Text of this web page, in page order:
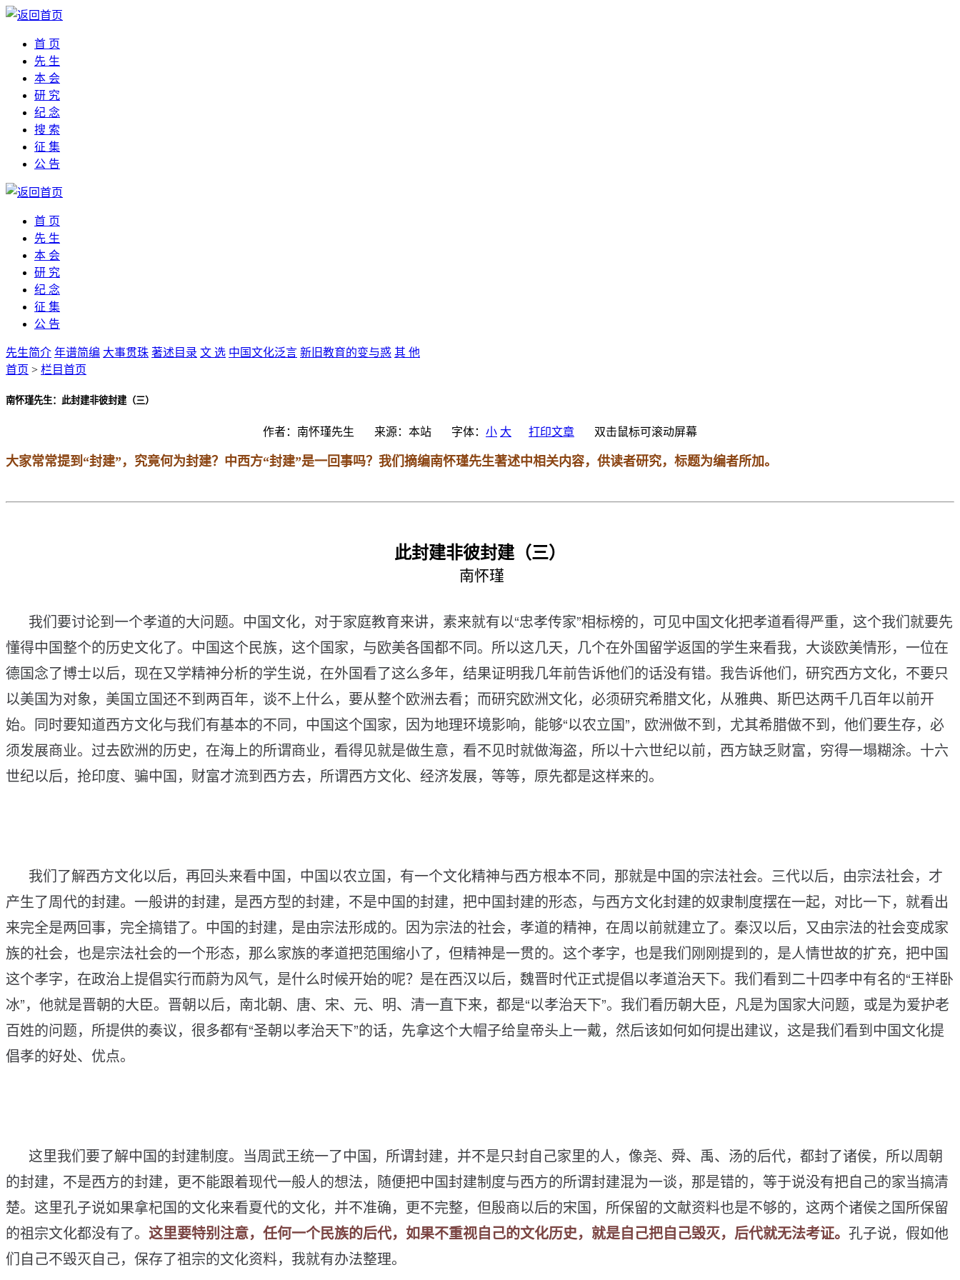
首 页
先 生
本 会
研 究
纪 念
搜 索
征 集
公 告
首 页
先 生
本 会
研 究
纪 念
征 集
公 告
先生简介 年谱简编 大事贯珠 著述目录 文 选 中国文化泛言 新旧教育的变与惑 其 他
首页 > 栏目首页
南怀瑾先生：此封建非彼封建（三）
作者： 南怀瑾先生 来源： 本站 字体： 小 大 打印文章 双击鼠标可滚动屏幕
大家常常提到“封建”，究竟何为封建？中西方“封建”是一回事吗？我们摘编南怀瑾先生著述中相关内容，供读者研究，标题为编者所加。
此封建非彼封建（三）
南怀瑾
我们要讨论到一个孝道的大问题。 中国文化， 对于家庭教育来讲， 素来就有以“忠孝传家”相标榜的， 可见中国文化把孝道看得严重， 这个我们就要先
懂得中国整个的历史文化了。 中国这个民族， 这个国家， 与欧美各国都不同。 所以这几天， 几个在外国留学返国的学生来看我， 大谈欧美情形， 一位在
德国念了博士以后， 现在又学精神分析的学生说， 在外国看了这么多年， 结果证明我几年前告诉他们的话没有错。 我告诉他们， 研究西方文化， 不要只
以美国为对象， 美国立国还不到两百年， 谈不上什么， 要从整个欧洲去看； 而研究欧洲文化， 必须研究希腊文化， 从雅典、 斯巴达两千几百年以前开
始。 同时要知道西方文化与我们有基本的不同， 中国这个国家， 因为地理环境影响， 能够“以农立国”， 欧洲做不到， 尤其希腊做不到， 他们要生存， 必
须发展商业。 过去欧洲的历史， 在海上的所谓商业， 看得见就是做生意， 看不见时就做海盗， 所以十六世纪以前， 西方缺乏财富， 穷得一塌糊涂。 十六
世纪以后， 抢印度、 骗中国， 财富才流到西方去， 所谓西方文化、 经济发展， 等等， 原先都是这样来的。
我们了解西方文化以后， 再回头来看中国， 中国以农立国， 有一个文化精神与西方根本不同， 那就是中国的宗法社会。 三代以后， 由宗法社会， 才
产生了周代的封建。 一般讲的封建， 是西方型的封建， 不是中国的封建， 把中国封建的形态， 与西方文化封建的奴隶制度摆在一起， 对比一下， 就看出
来完全是两回事， 完全搞错了。 中国的封建， 是由宗法形成的。 因为宗法的社会， 孝道的精神， 在周以前就建立了。 秦汉以后， 又由宗法的社会变成家
族的社会， 也是宗法社会的一个形态， 那么家族的孝道把范围缩小了， 但精神是一贯的。 这个孝字， 也是我们刚刚提到的， 是人情世故的扩充， 把中国
这个孝字， 在政治上提倡实行而蔚为风气， 是什么时候开始的呢？ 是在西汉以后， 魏晋时代正式提倡以孝道治天下。 我们看到二十四孝中有名的“王祥卧
冰”， 他就是晋朝的大臣。 晋朝以后， 南北朝、 唐、 宋、 元、 明、 清一直下来， 都是“以孝治天下”。 我们看历朝大臣， 凡是为国家大问题， 或是为爱护老
百姓的问题， 所提供的奏议， 很多都有“圣朝以孝治天下”的话， 先拿这个大帽子给皇帝头上一戴， 然后该如何如何提出建议， 这是我们看到中国文化提
倡孝的好处、 优点。
这里我们要了解中国的封建制度。 当周武王统一了中国， 所谓封建， 并不是只封自己家里的人， 像尧、 舜、 禹、 汤的后代， 都封了诸侯， 所以周朝
的封建， 不是西方的封建， 更不能跟着现代一般人的想法， 随便把中国封建制度与西方的所谓封建混为一谈， 那是错的， 等于说没有把自己的家当搞清
楚。 这里孔子说如果拿杞国的文化来看夏代的文化， 并不准确， 更不完整， 但殷商以后的宋国， 所保留的文献资料也是不够的， 这两个诸侯之国所保留
的祖宗文化都没有了。 这里要特别注意， 任何一个民族的后代， 如果不重视自己的文化历史， 就是自己把自己毁灭， 后代就无法考证。 孔子说， 假如他
们自己不毁灭自己， 保存了祖宗的文化资料， 我就有办法整理。